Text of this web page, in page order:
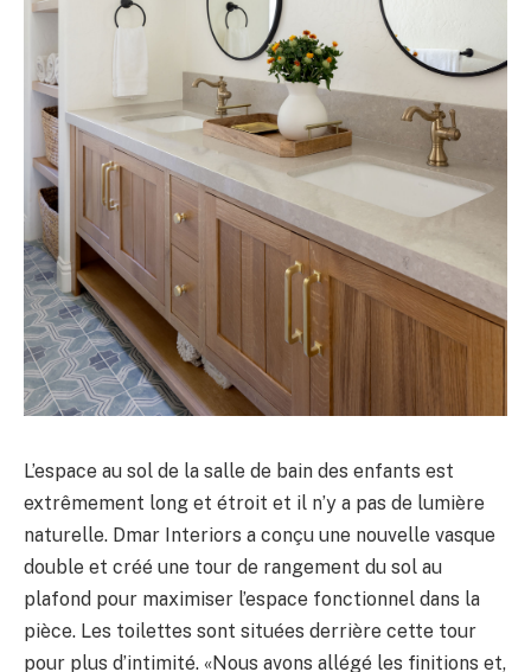
L’espace au sol de la salle de bain des enfants est
extrêmement long et étroit et il n’y a pas de lumière
naturelle. Dmar Interiors a conçu une nouvelle vasque
double et créé une tour de rangement du sol au
plafond pour maximiser l’espace fonctionnel dans la
pièce. Les toilettes sont situées derrière cette tour
pour plus d’intimité. «Nous avons allégé les finitions et,